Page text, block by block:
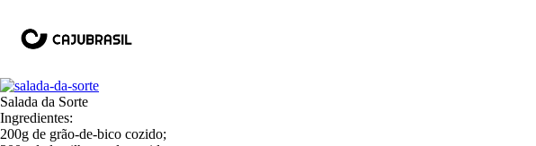
Salada da Sorte
Ingredientes:
200g de grão-de-bico cozido;